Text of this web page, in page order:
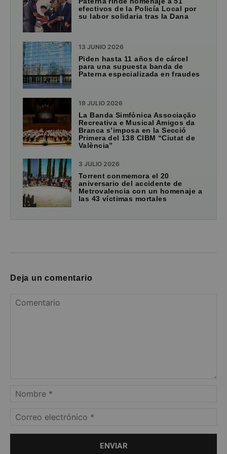
efectivos de la Policía Local por
su labor solidaria tras la Dana
13 JUNIO 2026
Piden hasta 11 años de cárcel
para una supuesta banda de
Paterna especializada en fraudes
19 JULIO 2026
La Banda Simfònica Associação
Recreativa e Musical Amigos da
Branca s’imposa en la Secció
Primera del 138 CIBM “Ciutat de
València”
3 JULIO 2026
Torrent conmemora el 20
aniversario del accidente de
Metrovalencia con un homenaje a
las 43 víctimas mortales
Deja un comentario